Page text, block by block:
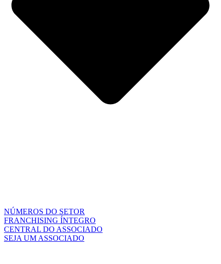
NÚMEROS DO SETOR
FRANCHISING ÍNTEGRO
CENTRAL DO ASSOCIADO
SEJA UM ASSOCIADO